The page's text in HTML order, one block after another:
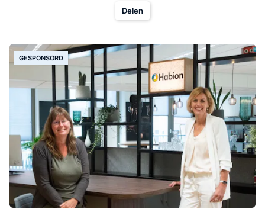
Delen
GESPONSORD